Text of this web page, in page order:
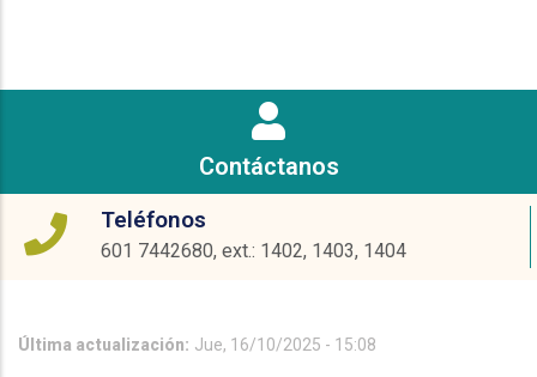
Contáctanos
Teléfonos
601 7442680, ext.: 1402, 1403, 1404
Última actualización: Jue, 16/10/2025 - 15:08